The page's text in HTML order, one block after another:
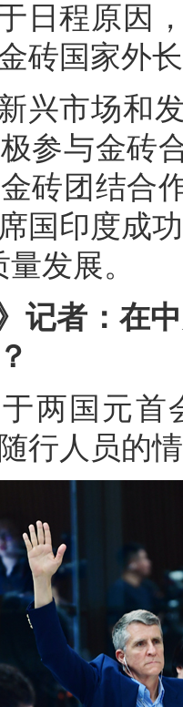
日程原因
砖国家外
兴市场和
参与金砖
砖团结合
国印度成
发展。
记者：在
两国元首
行人员的